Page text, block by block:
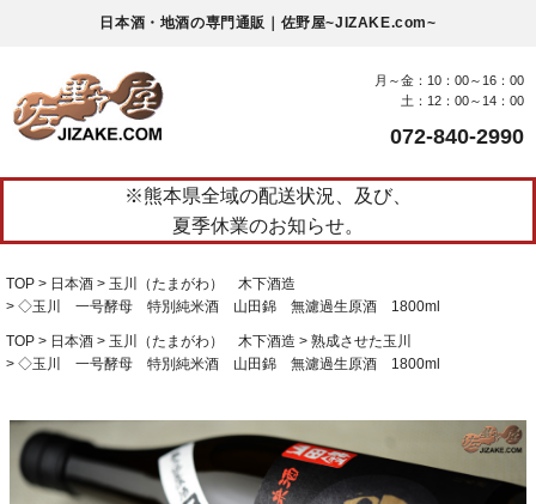
日本酒・地酒の専門通販｜佐野屋~JIZAKE.com~
月～金：10：00～16：00
土：12：00～14：00
072-840-2990
※熊本県全域の配送状況、及び、
夏季休業のお知らせ。
TOP 日本酒
玉川（たまがわ） 木下酒造
◇玉川 一号酵母 特別純米酒 山田錦 無濾過生原酒 1800ml
TOP 日本酒 玉川（たまがわ） 木下酒造
熟成させた玉川
◇玉川 一号酵母 特別純米酒 山田錦 無濾過生原酒 1800ml